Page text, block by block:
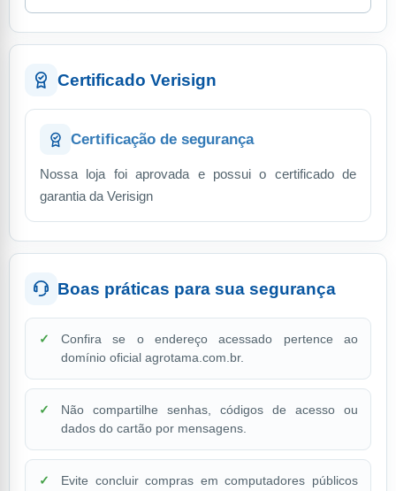
Certificado Verisign
Certificação de segurança
Nossa loja foi aprovada e possui o certificado de
garantia da Verisign
Boas práticas para sua segurança
Confira se o endereço acessado pertence ao
domínio oficial agrotama.com.br.
Não compartilhe senhas, códigos de acesso ou
dados do cartão por mensagens.
Evite concluir compras em computadores públicos